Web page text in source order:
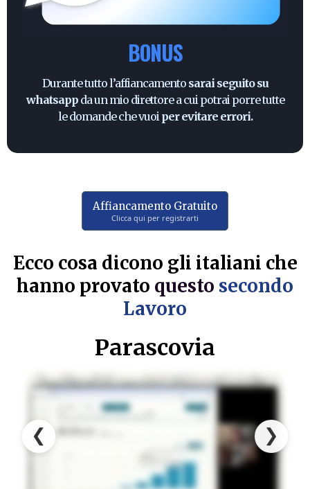
BONUS
Durante tutto l’affiancamento sarai seguito su
whatsappda un mio direttore a cui potrai porre tutte
le domande che vuoiper evitare errori.
Affiancamento Gratuito
Clicca qui per registrarti
Ecco cosa dicono gli italiani che
hanno provato questo secondo
Lavoro
Parascovia
❮ ❯